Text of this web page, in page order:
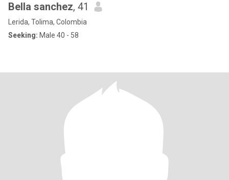
Bella sanchez, 41
Lerida, Tolima, Colombia
Seeking: Male 40 - 58